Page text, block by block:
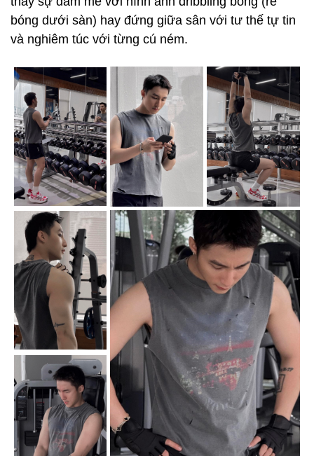
bóng dưới sàn) hay đứng giữa sân với tư thế tự tin
và nghiêm túc với từng cú ném.